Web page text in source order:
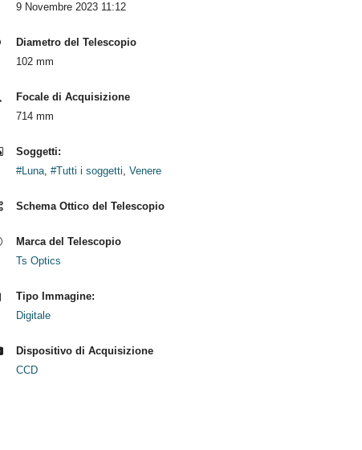
9 Novembre 2023 11:12
Diametro del Telescopio
102 mm
Focale di Acquisizione
714 mm
Soggetti:
#Luna, #Tutti i soggetti, Venere
Schema Ottico del Telescopio
Marca del Telescopio
Ts Optics
Tipo Immagine:
Digitale
Dispositivo di Acquisizione
CCD